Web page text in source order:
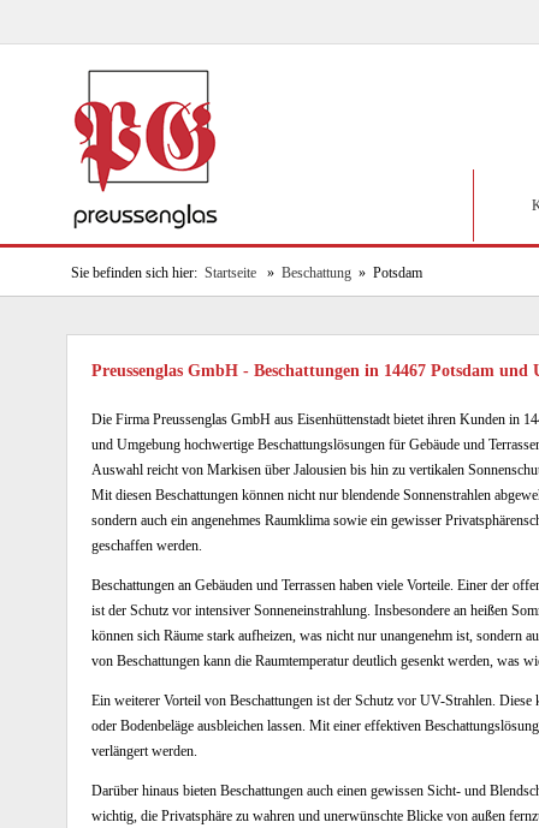
Sie befinden sich hier: Startseite » Beschattung » Potsdam
Preussenglas GmbH - Beschattungen in 14467 Potsdam und
Die Firma Preussenglas GmbH aus Eisenhüttenstadt bietet ihren Kunden in
und Umgebung hochwertige Beschattungslösungen für Gebäude und
Auswahl reicht von Markisen über Jalousien bis hin zu vertikalen
Mit diesen Beschattungen können nicht nur blendende Sonnenstrahlen
sondern auch ein angenehmes Raumklima sowie ein gewisser
geschaffen werden.
Beschattungen an Gebäuden und Terrassen haben viele Vorteile. Einer der
ist der Schutz vor intensiver Sonneneinstrahlung. Insbesondere an heißen
können sich Räume stark aufheizen, was nicht nur unangenehm ist, sondern
von Beschattungen kann die Raumtemperatur deutlich gesenkt werden, was
Ein weiterer Vorteil von Beschattungen ist der Schutz vor UV-Strahlen.
oder Bodenbeläge ausbleichen lassen. Mit einer effektiven
verlängert werden.
Darüber hinaus bieten Beschattungen auch einen gewissen Sicht- und
wichtig, die Privatsphäre zu wahren und unerwünschte Blicke von außen